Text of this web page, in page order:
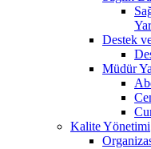
Destek
Müdür
Kalite Yönetimi